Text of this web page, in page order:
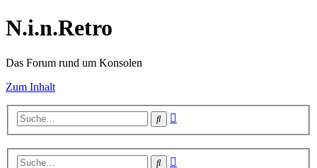
N.i.n.Retro
Das Forum rund um Konsolen
Zum Inhalt
Suche
Suche